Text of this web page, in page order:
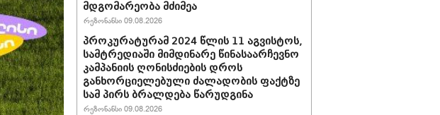
მდგომარეობა მძიმეა
რეზონანსი 09.08.2026
პროკურატურამ 2024 წლის 11 აგვისტოს,
სამტრედიაში მიმდინარე წინასაარჩევნო
კამპანიის ღონისძიების დროს
განხორციელებული ძალადობის ფაქტზე
სამ პირს ბრალდება წარუდგინა
რეზონანსი 09.08.2026